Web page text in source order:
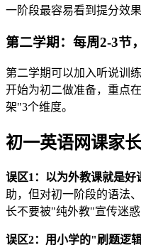
一阶段最容易看到提分效果
第二学期：每周2-3节
第二学期可以加入听说训
开始为初二做准备，重点
架"3个维度。
初一英语网课家
误区1：以为外教课就是好
助，但对初一阶段的语法
长不要被"纯外教"宣传迷
误区2：用小学的"刷题逻